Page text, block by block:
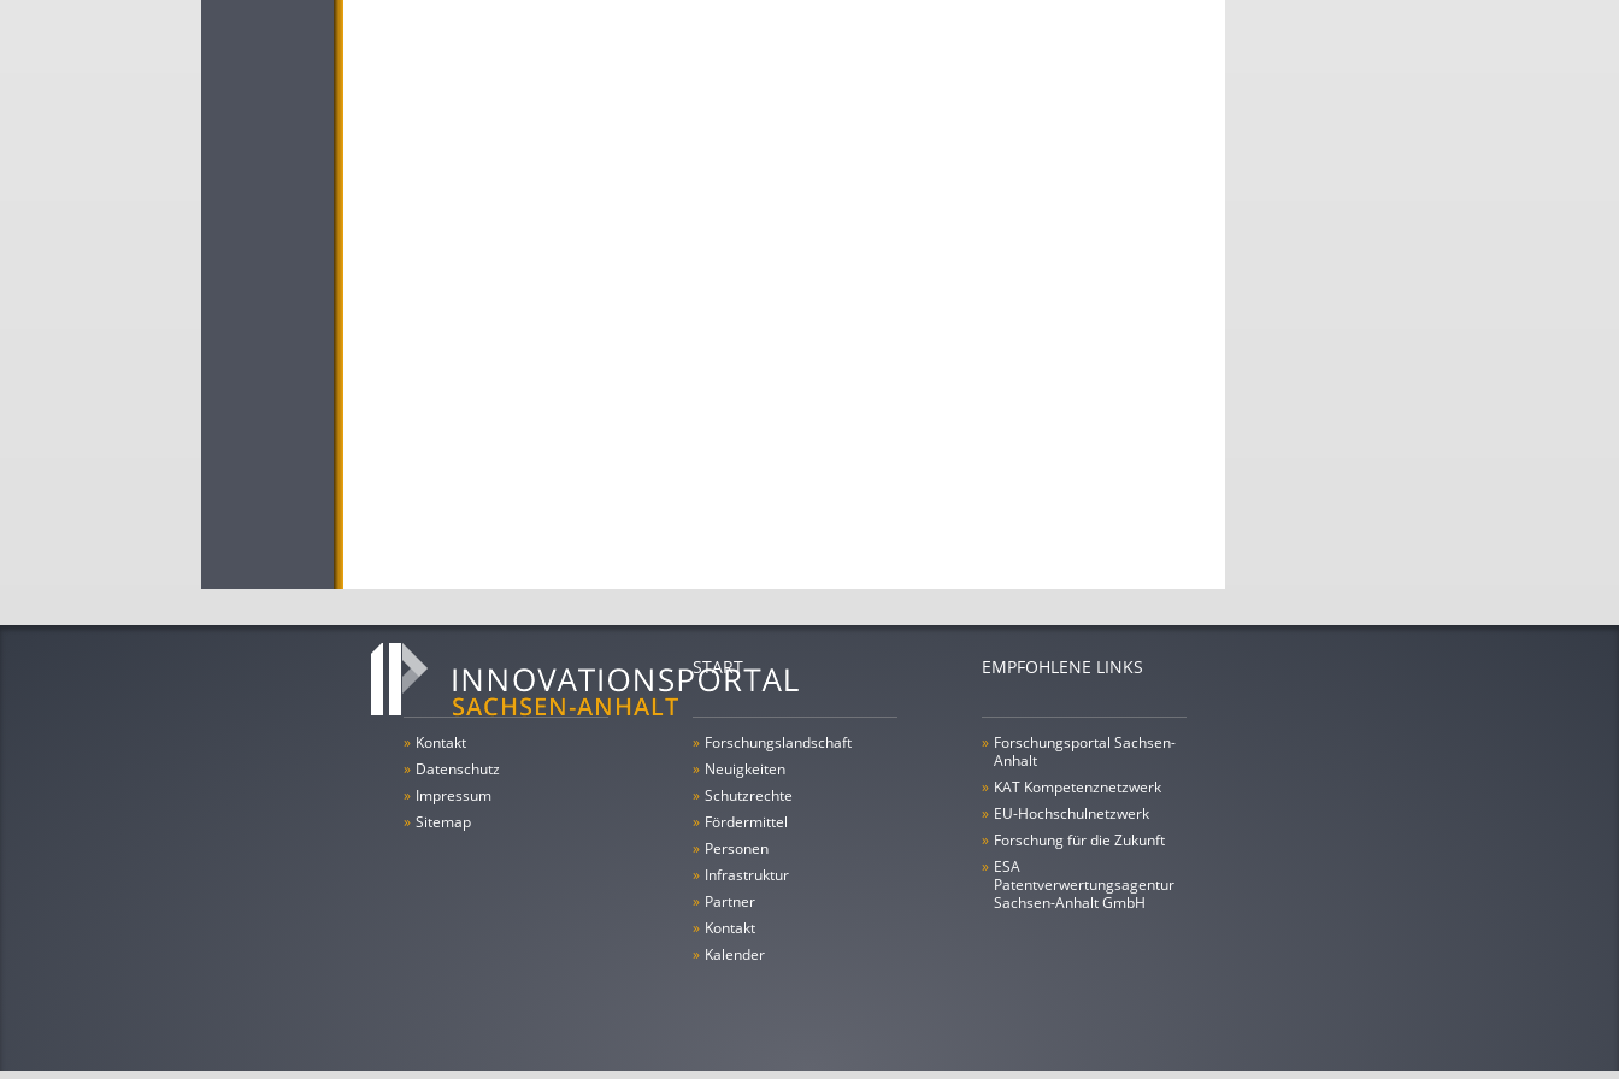
» Kontakt
» Datenschutz
» Impressum
» Sitemap
START
» Forschungs­landschaft
» Neuigkeiten
» Schutzrechte
» Fördermittel
» Personen
» Infrastruktur
» Partner
» Kontakt
» Kalender
EMPFOHLENE LINKS
» Forschungsportal Sachsen-
Anhalt
» KAT Kompetenznetzwerk
» EU-Hochschulnetzwerk
» Forschung für die Zukunft
» ESA
Patentverwertungsagentur
Sachsen-Anhalt GmbH